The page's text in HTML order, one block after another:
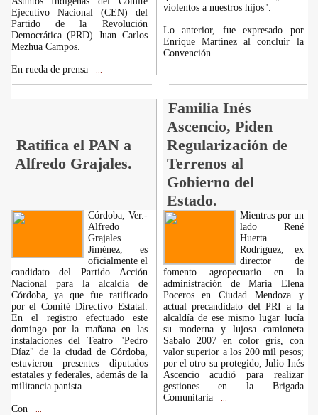
Ejecutivo Nacional (CEN) del
Partido de la Revolución
Democrática (PRD) Juan Carlos
Mezhua Campos.
En rueda de prensa
violentos a nuestros hijos".
Lo anterior, fue expresado por
Enrique Martínez al concluir la
Convención
Ratifica el PAN a
Alfredo Grajales.
Familia Inés
Ascencio, Piden
Regularización de
Terrenos al
Gobierno del
Estado.
Córdoba, Ver.-
Alfredo
Grajales
Jiménez, es
oficialmente el
candidato del Partido Acción
Nacional para la alcaldía de
Córdoba, ya que fue ratificado
por el Comité Directivo Estatal.
En el registro efectuado este
domingo por la mañana en las
instalaciones del Teatro "Pedro
Díaz" de la ciudad de Córdoba,
estuvieron presentes diputados
estatales y federales, además de la
militancia panista.
Con
Mientras por un
lado René
Huerta
Rodríguez, ex
director de
fomento agropecuario en la
administración de Maria Elena
Poceros en Ciudad Mendoza y
actual precandidato del PRI a la
alcaldía de ese mismo lugar lucía
su moderna y lujosa camioneta
Sabalo 2007 en color gris, con
valor superior a los 200 mil pesos;
por el otro su protegido, Julio Inés
Ascencio acudió para realizar
gestiones en la Brigada
Comunitaria